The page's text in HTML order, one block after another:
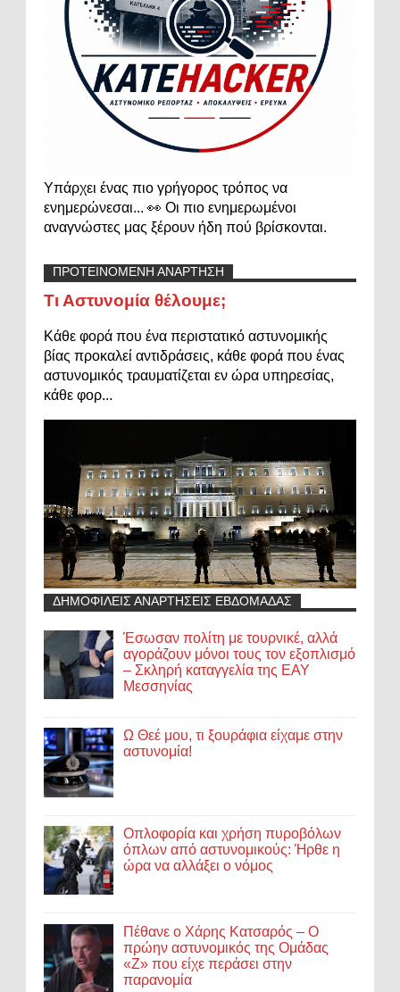
Υπάρχει ένας πιο γρήγορος τρόπος να
ενημερώνεσαι... 👀 Οι πιο ενημερωμένοι
αναγνώστες μας ξέρουν ήδη πού βρίσκονται.
ΠΡΟΤΕΙΝΟΜΕΝΗ ΑΝΑΡΤΗΣΗ
Τι Αστυνομία θέλουμε;
Κάθε φορά που ένα περιστατικό αστυνομικής
βίας προκαλεί αντιδράσεις, κάθε φορά που ένας
αστυνομικός τραυματίζεται εν ώρα υπηρεσίας,
κάθε φορ...
ΔΗΜΟΦΙΛΕΙΣ ΑΝΑΡΤΗΣΕΙΣ ΕΒΔΟΜΑΔΑΣ
Έσωσαν πολίτη με τουρνικέ, αλλά
αγοράζουν μόνοι τους τον εξοπλισμό
– Σκληρή καταγγελία της ΕΑΥ
Μεσσηνίας
Ω Θεέ μου, τι ξουράφια είχαμε στην
αστυνομία!
Οπλοφορία και χρήση πυροβόλων
όπλων από αστυνομικούς: Ήρθε η
ώρα να αλλάξει ο νόμος
Πέθανε ο Χάρης Κατσαρός – Ο
πρώην αστυνομικός της Ομάδας
«Ζ» που είχε περάσει στην
παρανομία